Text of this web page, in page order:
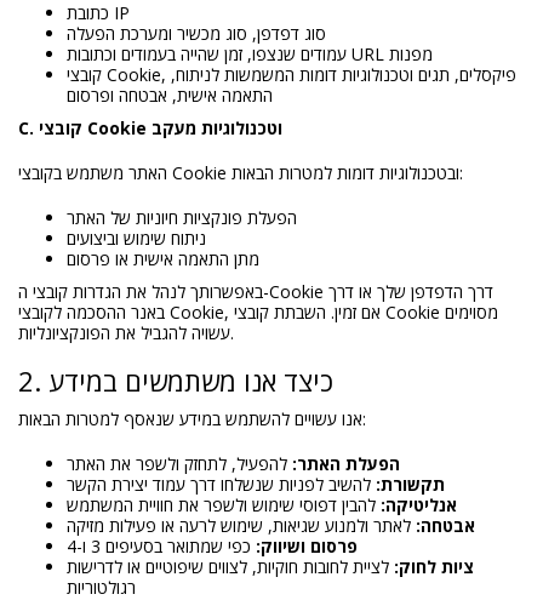
כתובת IP
סוג דפדפן, סוג מכשיר ומערכת הפעלה
עמודים שנצפו, זמן שהייה בעמודים וכתובות URL מפנות
קובצי Cookie, פיקסלים, תגים וטכנולוגיות דומות המשמשות לניתוח,
התאמה אישית, אבטחה ופרסום
C. קובצי Cookie וטכנולוגיות מעקב
האתר משתמש בקובצי Cookie ובטכנולוגיות דומות למטרות הבאות:
הפעלת פונקציות חיוניות של האתר
ניתוח שימוש וביצועים
מתן התאמה אישית או פרסום
באפשרותך לנהל את הגדרות קובצי ה-Cookie דרך הדפדפן שלך או דרך
באנר ההסכמה לקובצי Cookie, אם זמין. השבתת קובצי Cookie מסוימים
עשויה להגביל את הפונקציונליות.
2. כיצד אנו משתמשים במידע
אנו עשויים להשתמש במידע שנאסף למטרות הבאות:
הפעלת האתר: להפעיל, לתחזק ולשפר את האתר
תקשורת: להשיב לפניות שנשלחו דרך עמוד יצירת הקשר
אנליטיקה: להבין דפוסי שימוש ולשפר את חוויית המשתמש
אבטחה: לאתר ולמנוע שגיאות, שימוש לרעה או פעילות מזיקה
פרסום ושיווק: כפי שמתואר בסעיפים 3 ו-4
ציות לחוק: לציית לחובות חוקיות, לצווים שיפוטיים או לדרישות
רגולטוריות